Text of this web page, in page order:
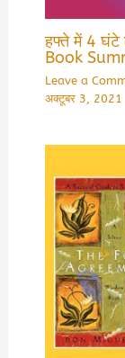
हफ्ते में 4
Book
Leave a
अक्टूबर 3, 2021